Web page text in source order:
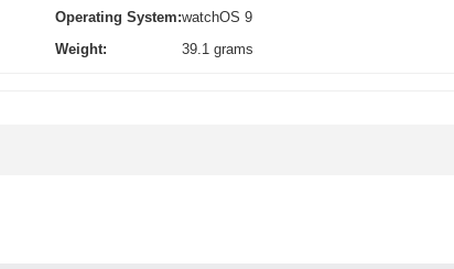
Operating System:watchOS 9
Weight:
39.1 grams